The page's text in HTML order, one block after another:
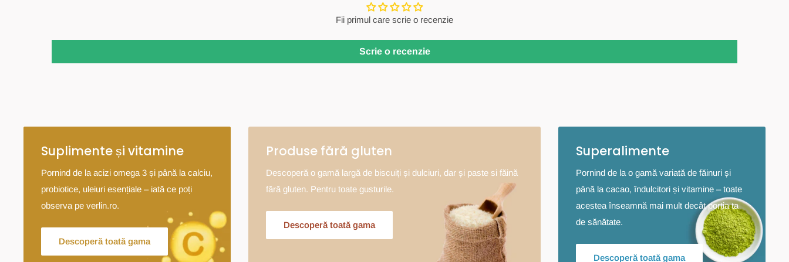
Fii primul care scrie o recenzie
Scrie o recenzie
Suplimente și vitamine
Pornind de la acizi omega 3 și până la calciu,
probiotice, uleiuri esențiale – iată ce poți
observa pe verlin.ro.
Descoperă toată gama
Produse fără gluten
Descoperă o gamă largă de biscuiți și dulciuri, dar și paste si făină
fără gluten. Pentru toate gusturile.
Descoperă toată gama
Superalimente
Pornind de la o gamă variată de făinuri și
până la cacao, îndulcitori și vitamine – toate
acestea înseamnă mai mult decât porția ta
de sănătate.
Descoperă toată gama